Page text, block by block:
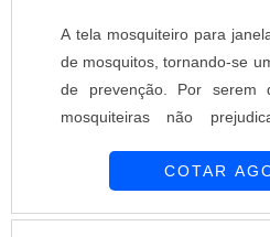
A tela mosquiteiro para
de mosquitos, tornando-se
de prevenção. Por serem
mosquiteiras não
Equipar Decoração e
COTAR